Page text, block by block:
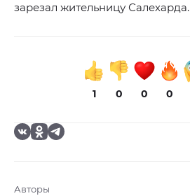
зарезал жительницу Салехарда.
1 0 0 0
Авторы